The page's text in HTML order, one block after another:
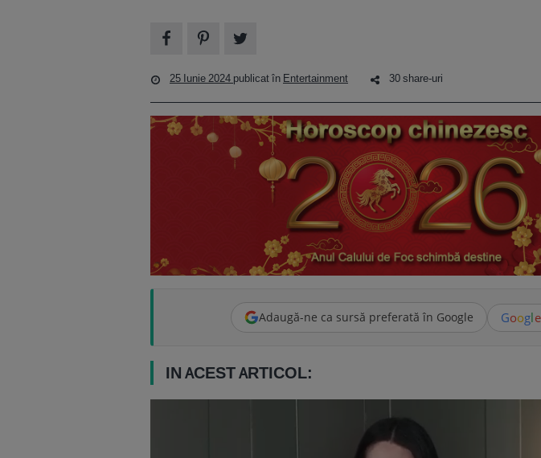
25 Iunie 2024 publicat în Entertainment 30 share-uri
Adaugă-ne ca sursă preferată în Google Google
IN ACEST ARTICOL: